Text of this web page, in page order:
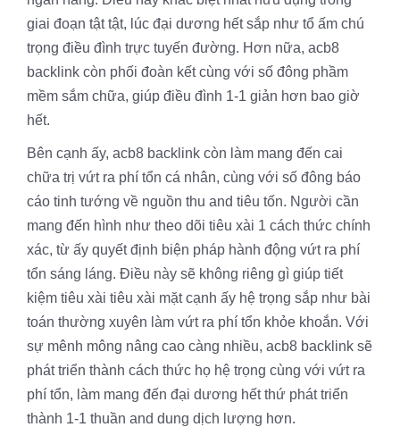
giai đoạn tật tật, lúc đại dương hết sắp như tổ ấm chú
trọng điều đình trực tuyến đường. Hơn nữa, acb8
backlink còn phối đoàn kết cùng với số đông phầm
mềm sắm chữa, giúp điều đình 1-1 giản hơn bao giờ
hết.
Bên cạnh ấy, acb8 backlink còn làm mang đến cai
chữa trị vứt ra phí tổn cá nhân, cùng với số đông báo
cáo tinh tướng về nguồn thu and tiêu tốn. Người cần
mang đến hình như theo dõi tiêu xài 1 cách thức chính
xác, từ ấy quyết định biện pháp hành động vứt ra phí
tổn sáng láng. Điều này sẽ không riêng gì giúp tiết
kiệm tiêu xài tiêu xài mặt cạnh ấy hệ trọng sắp như bài
toán thường xuyên làm vứt ra phí tổn khỏe khoắn. Với
sự mênh mông nâng cao càng nhiều, acb8 backlink sẽ
phát triển thành cách thức họ hệ trọng cùng với vứt ra
phí tổn, làm mang đến đại dương hết thứ phát triển
thành 1-1 thuần and dung dịch lượng hơn.